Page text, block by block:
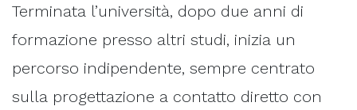
Terminata l’università, dopo due anni di
formazione presso altri studi, inizia un
percorso indipendente, sempre centrato
sulla progettazione a contatto diretto con